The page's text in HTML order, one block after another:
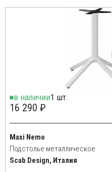
в наличии1 шт.
16 290 ₽
Maxi Nemo
Подстолье металлическое
Scab Design, Италия